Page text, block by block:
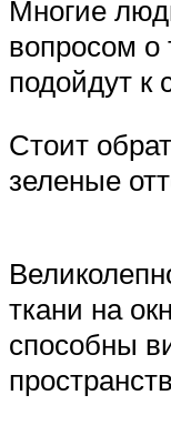
Многие
вопросом о
подойдут к
Стоит
зеленые
ткани на
способны